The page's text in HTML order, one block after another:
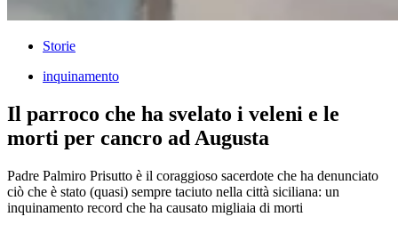
Storie
inquinamento
Il parroco che ha svelato i veleni e le
morti per cancro ad Augusta
Padre Palmiro Prisutto è il coraggioso sacerdote che ha denunciato
ciò che è stato (quasi) sempre taciuto nella città siciliana: un
inquinamento record che ha causato migliaia di morti